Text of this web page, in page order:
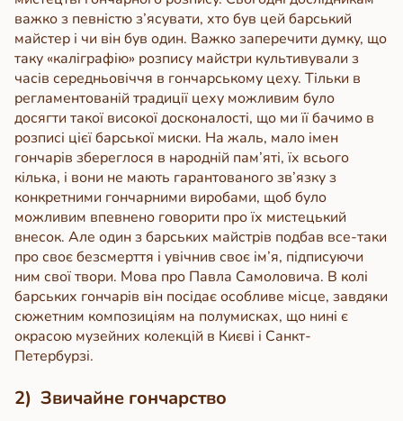
важко з певністю з’ясувати, хто був цей барський
майстер і чи він був один. Важко заперечити думку, що
таку «каліграфію» розпису майстри культивували з
часів середньовіччя в гончарському цеху. Тільки в
регламентованій традиції цеху можливим було
досягти такої високої досконалості, що ми її бачимо в
розписі цієї барської миски. На жаль, мало імен
гончарів збереглося в народній пам’яті, їх всього
кілька, і вони не мають гарантованого зв’язку з
конкретними гончарними виробами, щоб було
можливим впевнено говорити про їх мистецький
внесок. Але один з барських майстрів подбав все-таки
про своє безсмерття і увічнив своє ім’я, підписуючи
ним свої твори. Мова про Павла Самоловича. В колі
барських гончарів він посідає особливе місце, завдяки
сюжетним композиціям на полумисках, що нині є
окрасою музейних колекцій в Києві і Санкт-
Петербурзі.
2) Звичайне гончарство